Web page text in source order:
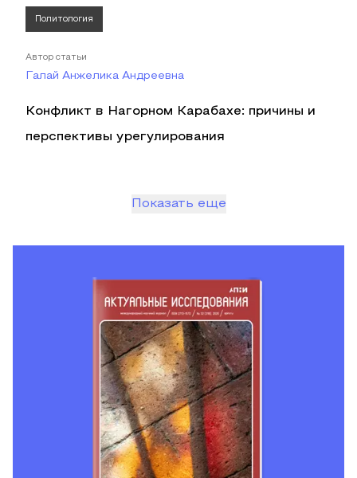
Политология
Автор статьи
Галай Анжелика Андреевна
Конфликт в Нагорном Карабахе: причины и
перспективы урегулирования
Показать еще